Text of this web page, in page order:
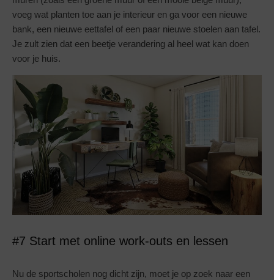
voeg wat planten toe aan je interieur en ga voor een nieuwe
bank, een nieuwe eettafel of een paar nieuwe stoelen aan tafel.
Je zult zien dat een beetje verandering al heel wat kan doen
voor je huis.
#7 Start met online work-outs en lessen
Nu de sportscholen nog dicht zijn, moet je op zoek naar een